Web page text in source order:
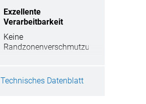
Exzellente
Verarbeitbarkeit
Keine
Randzonenverschmutzung
Sicher gegen Schimmel
Technisches Datenblatt